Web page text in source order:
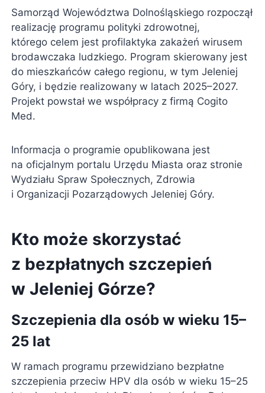
Samorząd Województwa Dolnośląskiego rozpoczął
realizację programu polityki zdrowotnej,
którego celem jest profilaktyka zakażeń wirusem
brodawczaka ludzkiego. Program skierowany jest
do mieszkańców całego regionu, w tym Jeleniej
Góry, i będzie realizowany w latach 2025–2027.
Projekt powstał we współpracy z firmą Cogito
Med.
Informacja o programie opublikowana jest
na oficjalnym portalu Urzędu Miasta oraz stronie
Wydziału Spraw Społecznych, Zdrowia
i Organizacji Pozarządowych Jeleniej Góry.
Kto może skorzystać
z bezpłatnych szczepień
w Jeleniej Górze?
Szczepienia dla osób w wieku 15–
25 lat
W ramach programu przewidziano bezpłatne
szczepienia przeciw HPV dla osób w wieku 15–25